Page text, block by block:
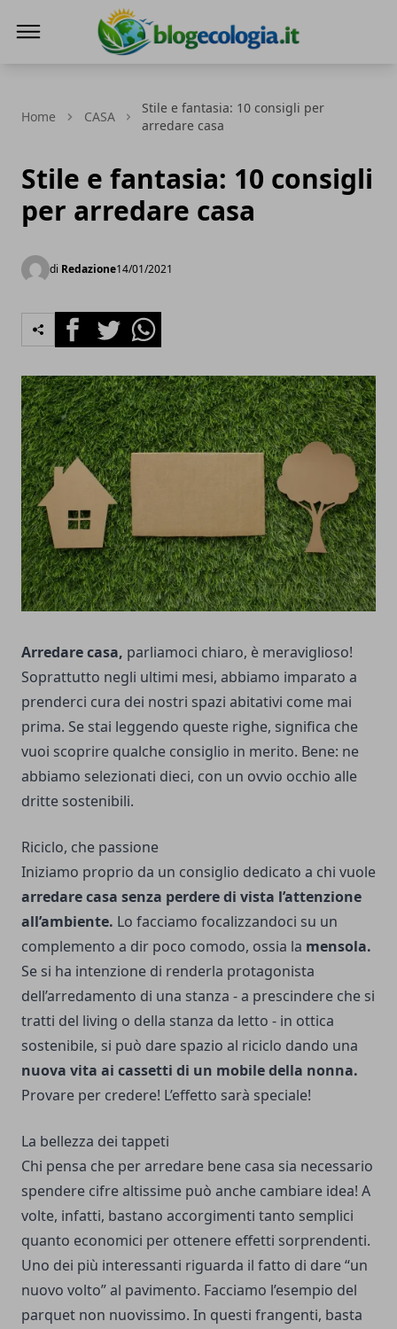
Home CASA
Stile e fantasia: 10 consigli per
arredare casa
Stile e fantasia: 10 consigli
per arredare casa
di Redazione14/01/2021
FacebookTwitterWhatsapp
Arredare casa, parliamoci chiaro, è meraviglioso!
Soprattutto negli ultimi mesi, abbiamo imparato a
prenderci cura dei nostri spazi abitativi come mai
prima. Se stai leggendo queste righe, significa che
vuoi scoprire qualche consiglio in merito. Bene: ne
abbiamo selezionati dieci, con un ovvio occhio alle
dritte sostenibili.
Riciclo, che passione
Iniziamo proprio da un consiglio dedicato a chi vuole
arredare casa senza perdere di vista l’attenzione
all’ambiente. Lo facciamo focalizzandoci su un
complemento a dir poco comodo, ossia la mensola.
Se si ha intenzione di renderla protagonista
dell’arredamento di una stanza - a prescindere che si
tratti del living o della stanza da letto - in ottica
sostenibile, si può dare spazio al riciclo dando una
nuova vita ai cassetti di un mobile della nonna.
Provare per credere! L’effetto sarà speciale!
La bellezza dei tappeti
Chi pensa che per arredare bene casa sia necessario
spendere cifre altissime può anche cambiare idea! A
volte, infatti, bastano accorgimenti tanto semplici
quanto economici per ottenere effetti sorprendenti.
Uno dei più interessanti riguarda il fatto di dare “un
nuovo volto” al pavimento. Facciamo l’esempio del
parquet non nuovissimo. In questi frangenti, basta